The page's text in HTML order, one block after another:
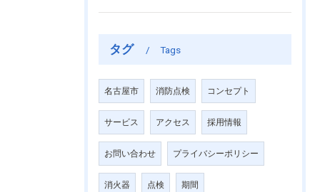
タグ Tags
名古屋市 消防点検 コンセプト
サービス アクセス 採用情報
お問い合わせ プライバシーポリシー
消火器 点検 期間